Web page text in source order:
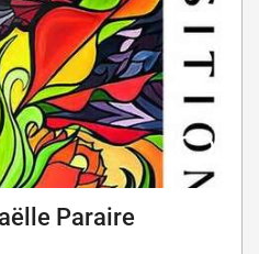
Paraire